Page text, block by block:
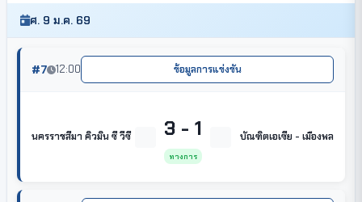
ศ. 9 ม.ค. 69
#7 12:00 ข้อมูลการแข่งขัน
นครราชสีมา คิวมิน ซี วีซี 3 - 1
ทางการ
บัณฑิตเอเซีย - เมืองพล